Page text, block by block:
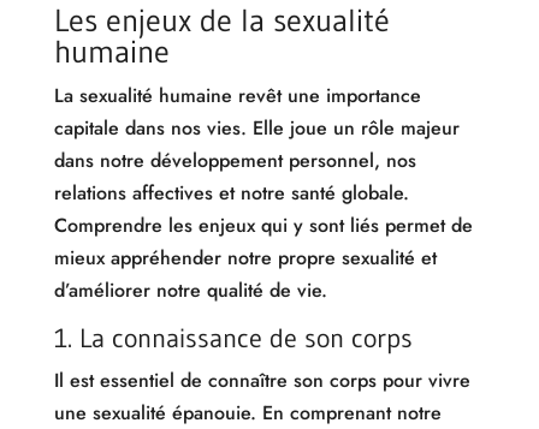
Les enjeux de la sexualité
humaine
La sexualité humaine revêt une importance
capitale dans nos vies. Elle joue un rôle majeur
dans notre développement personnel, nos
relations affectives et notre santé globale.
Comprendre les enjeux qui y sont liés permet de
mieux appréhender notre propre sexualité et
d’améliorer notre qualité de vie.
1. La connaissance de son corps
Il est essentiel de connaître son corps pour vivre
une sexualité épanouie. En comprenant notre